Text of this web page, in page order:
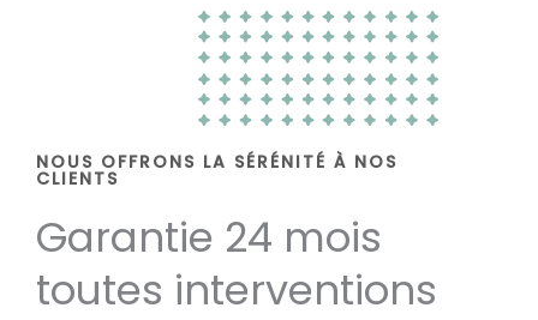
NOUS OFFRONS LA SÉRÉNITÉ À NOS
CLIENTS
Garantie 24 mois
toutes interventions